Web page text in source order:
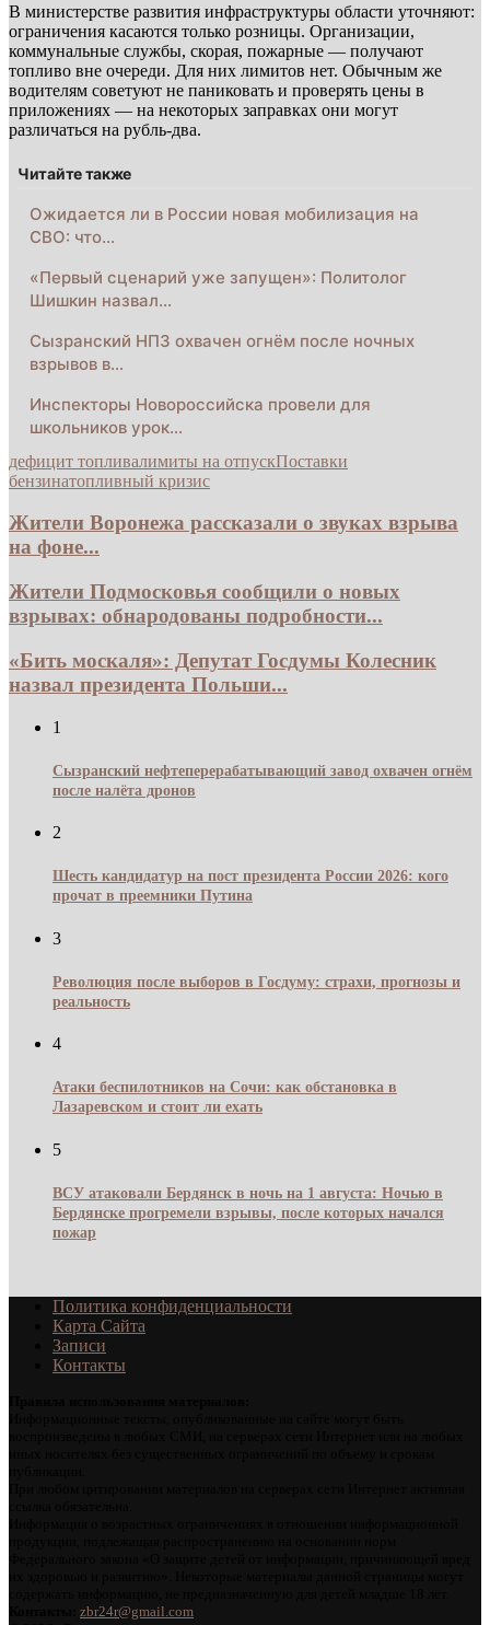
В министерстве развития инфраструктуры области уточняют:
ограничения касаются только розницы. Организации,
коммунальные службы, скорая, пожарные — получают
топливо вне очереди. Для них лимитов нет. Обычным же
водителям советуют не паниковать и проверять цены в
приложениях — на некоторых заправках они могут
различаться на рубль-два.
Читайте также
Ожидается ли в России новая мобилизация на
СВО: что…
«Первый сценарий уже запущен»: Политолог
Шишкин назвал…
Сызранский НПЗ охвачен огнём после ночных
взрывов в…
Инспекторы Новороссийска провели для
школьников урок…
дефицит топливалимиты на отпускПоставки
бензинатопливный кризис
Жители Воронежа рассказали о звуках взрыва
на фоне...
Жители Подмосковья сообщили о новых
взрывах: обнародованы подробности...
«Бить москаля»: Депутат Госдумы Колесник
назвал президента Польши...
1
Сызранский нефтеперерабатывающий завод охвачен огнём
после налёта дронов
2
Шесть кандидатур на пост президента России 2026: кого
прочат в преемники Путина
3
Революция после выборов в Госдуму: страхи, прогнозы и
реальность
4
Атаки беспилотников на Сочи: как обстановка в
Лазаревском и стоит ли ехать
5
ВСУ атаковали Бердянск в ночь на 1 августа: Ночью в
Бердянске прогремели взрывы, после которых начался
пожар
Политика конфиденциальности
Карта Сайта
Записи
Контакты
zbr24r@gmail.com